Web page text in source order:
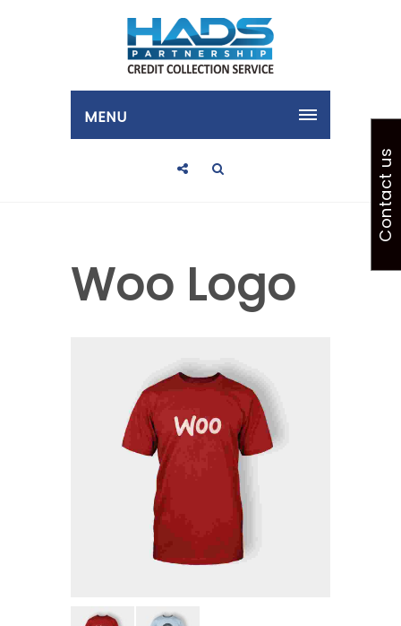
MENU
Woo Logo
Contact us